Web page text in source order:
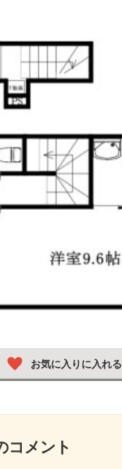
お気に入りに入れる
コメント